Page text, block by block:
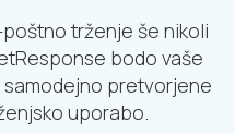
trženje še nikoli
bodo vaše
pretvorjene
uporabo.